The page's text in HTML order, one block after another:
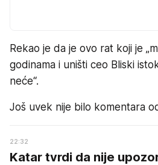
Rekao je da je ovo rat koji je
godinama i uništi ceo Bliski
neće“.
Još uvek nije bilo komentara
22:32
Katar tvrdi da nije